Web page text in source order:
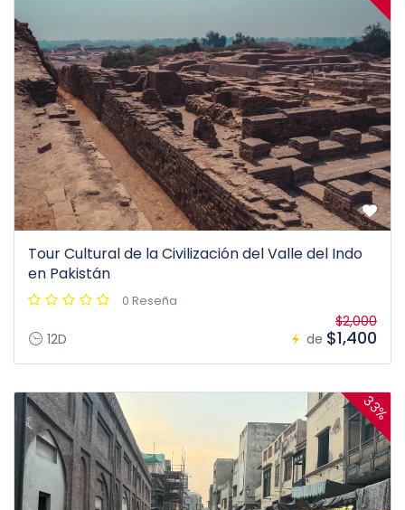
Tour Cultural de la Civilización del Valle del Indo
en Pakistán
0 Reseña
12D de
$2,000
$1,400
33%